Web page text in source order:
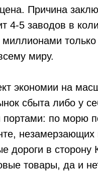
Причина
4-5 заводов в
миллионами
миру.
экономии на
сбыта либо у
по морю
дороги в
товары, да и